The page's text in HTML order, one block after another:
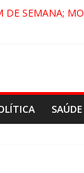
SEMANA;
SAÚDE